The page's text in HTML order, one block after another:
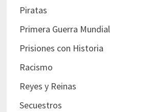
Piratas
Primera Guerra Mundial
Prisiones con Historia
Racismo
Reyes y Reinas
Secuestros